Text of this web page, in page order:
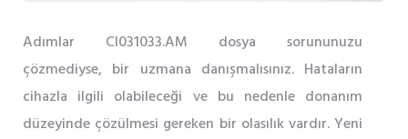
Adımlar CI031033.AM dosya sorununuzu
çözmediyse, bir uzmana danışmalısınız. Hataların
cihazla ilgili olabileceği ve bu nedenle donanım
düzeyinde çözülmesi gereken bir olasılık vardır. Yeni